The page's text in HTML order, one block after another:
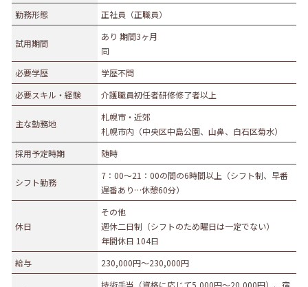
自動車販売・修理
不動産業
飲食サービス業
医療業
その他サービス
社会福祉・介護事業
その他
募集職種
販売職 営業職
サービス職
正社員（正職員） 契約 公務員
勤務形態
正社員（正職員）
試用期間
あり 期間3ヶ月
同
必要学歴
学歴不問
必要スキル・経験
介護職員初任者研修修了者以上
主な勤務地
札幌市・近郊
札幌市内（中央区中島公園、山鼻、白石区菊水）
採用予定時期
随時
シフト勤務
7：00～21：00の間の6時間以上（シフト制、早番
遅番あり…休憩60分）
休日
その他
週休二日制（シフトのため曜日は一定でない）
年間休日 104日
給与
230,000円〜230,000円
技術手当（資格に応じて5,000円～20,000円）、宿